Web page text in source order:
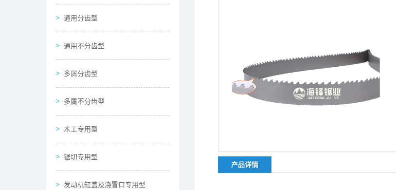
通用分齿型
通用不分齿型
多屑分齿型
多屑不分齿型
木工专用型
锯切专用型
发动机缸盖及浇冒口专用型
产品详情